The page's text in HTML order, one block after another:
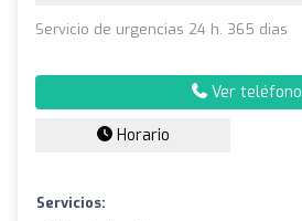
Servicio de urgencias 24 h. 365 dias
Ver teléfono
Horario
Servicios: